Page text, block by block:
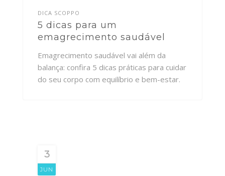
DICA SCOPPO
5 dicas para um
emagrecimento saudável
Emagrecimento saudável vai além da
balança: confira 5 dicas práticas para cuidar
do seu corpo com equilíbrio e bem-estar.
3
JUN